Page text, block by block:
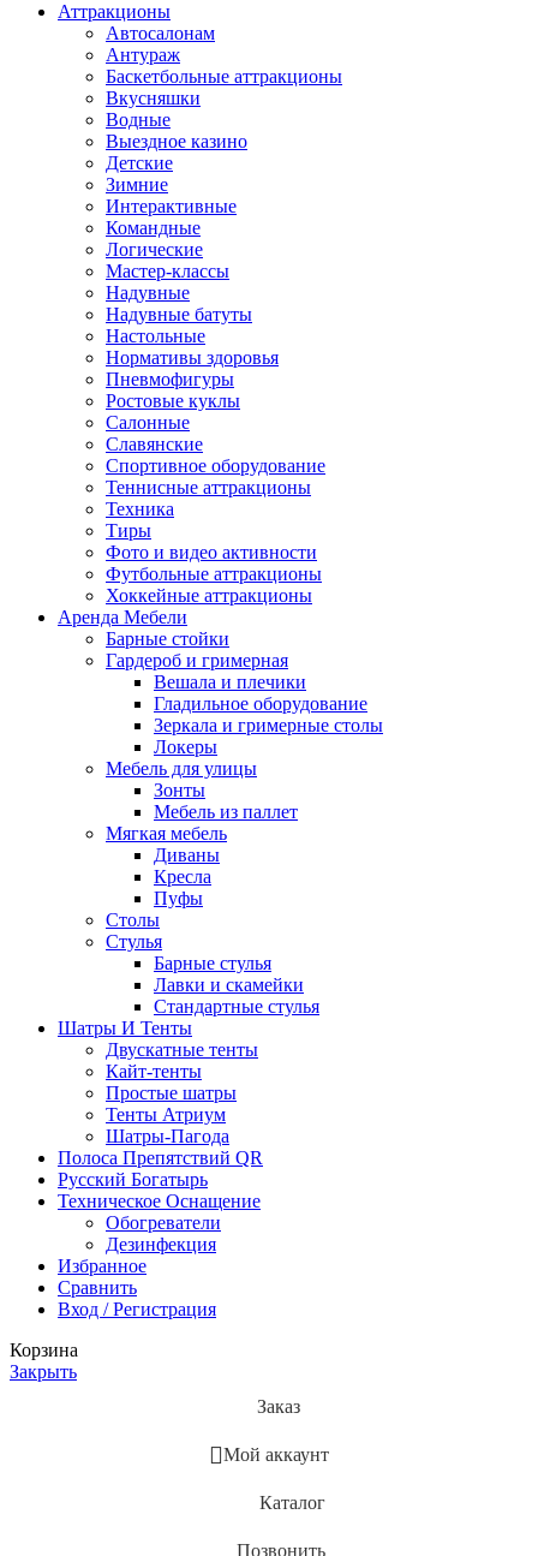
Аттракционы
Автосалонам
Антураж
Баскетбольные аттракционы
Вкусняшки
Водные
Выездное казино
Детские
Зимние
Интерактивные
Командные
Логические
Мастер-классы
Надувные
Надувные батуты
Настольные
Нормативы здоровья
Пневмофигуры
Ростовые куклы
Салонные
Славянские
Спортивное оборудование
Теннисные аттракционы
Техника
Тиры
Фото и видео активности
Футбольные аттракционы
Хоккейные аттракционы
Аренда Мебели
Барные стойки
Гардероб и гримерная
Вешала и плечики
Гладильное оборудование
Зеркала и гримерные столы
Локеры
Мебель для улицы
Зонты
Мебель из паллет
Мягкая мебель
Диваны
Кресла
Пуфы
Столы
Стулья
Барные стулья
Лавки и скамейки
Стандартные стулья
Шатры И Тенты
Двускатные тенты
Кайт-тенты
Простые шатры
Тенты Атриум
Шатры-Пагода
Полоса Препятствий QR
Русский Богатырь
Техническое Оснащение
Обогреватели
Дезинфекция
Избранное
Сравнить
Вход / Регистрация
Корзина
Закрыть
Заказ
Мой аккаунт
Каталог
Позвонить